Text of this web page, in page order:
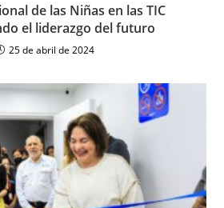
de las Niñas en las TIC
el liderazgo del futuro
25 de abril de 2024